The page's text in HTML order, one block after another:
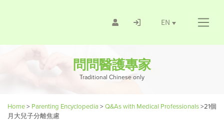
EN
問問醫護專家
Traditional Chinese only
Home> Parenting Encyclopedia > Q&As with Medical Professionals>21個
月大兒子分離焦慮